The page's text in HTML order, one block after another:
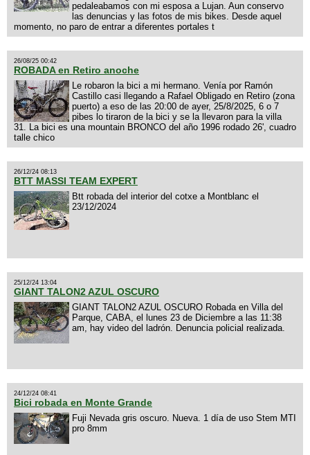
pedaleabamos con mi esposa a Lujan. Aun conservo
las denuncias y las fotos de mis bikes. Desde aquel
momento, no paro de entrar a diferentes portales t
26/08/25 00:42
ROBADA en Retiro anoche
Le robaron la bici a mi hermano. Venía por Ramón
Castillo casi llegando a Rafael Obligado en Retiro (zona
puerto) a eso de las 20:00 de ayer, 25/8/2025, 6 o 7
pibes lo tiraron de la bici y se la llevaron para la villa
31. La bici es una mountain BRONCO del año 1996 rodado 26', cuadro
talle chico
26/12/24 08:13
BTT MASSI TEAM EXPERT
Btt robada del interior del cotxe a Montblanc el
23/12/2024
25/12/24 13:04
GIANT TALON2 AZUL OSCURO
GIANT TALON2 AZUL OSCURO Robada en Villa del
Parque, CABA, el lunes 23 de Diciembre a las 11:38
am, hay video del ladrón. Denuncia policial realizada.
24/12/24 08:41
Bici robada en Monte Grande
Fuji Nevada gris oscuro. Nueva. 1 día de uso Stem MTI
pro 8mm